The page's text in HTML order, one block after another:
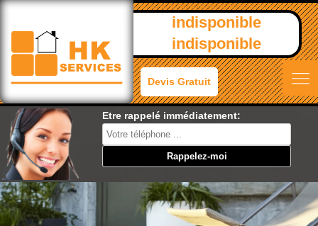
indisponible
indisponible
Devis Gratuit
Etre rappelé immédiatement: